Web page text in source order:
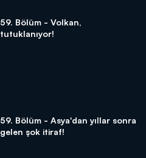
59. Bölüm - Volkan,
tutuklanıyor!
59. Bölüm - Asya'dan yıllar sonra
gelen şok itiraf!